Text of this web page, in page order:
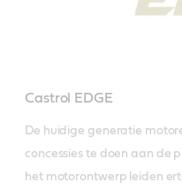
Castrol EDGE
De huidige generatie
concessies te doen aan de
het motorontwerp leiden